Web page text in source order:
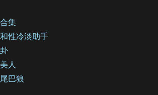
集
性冷淡助手
人
巴狼